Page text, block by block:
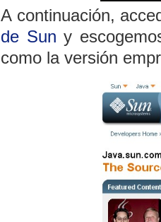
A continuación,
de Sun y
como la versión